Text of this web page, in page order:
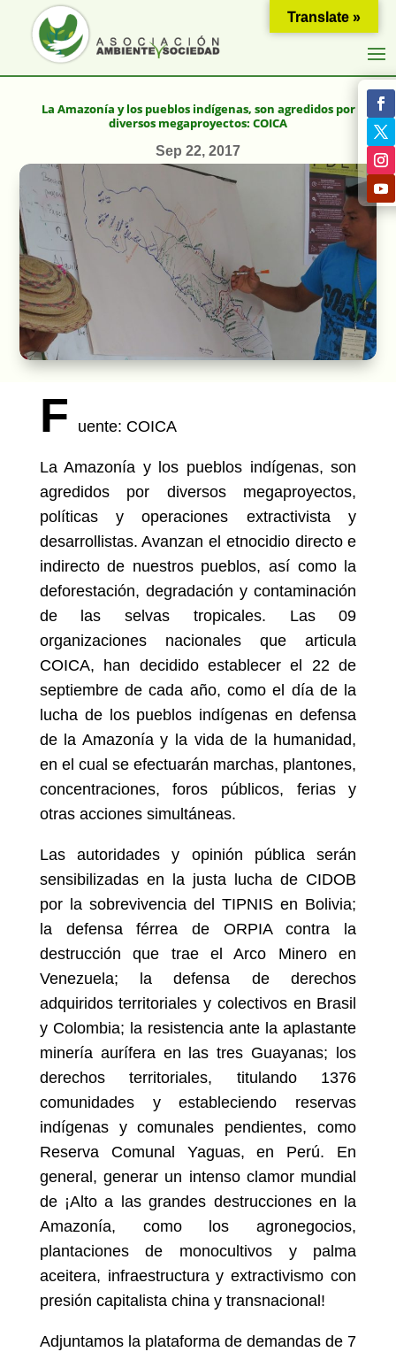
La Amazonía y los pueblos indígenas, son agredidos por
diversos megaproyectos: COICA
Sep 22, 2017
F uente: COICA
La Amazonía y los pueblos indígenas, son
agredidos por diversos megaproyectos,
políticas y operaciones extractivista y
desarrollistas. Avanzan el etnocidio directo e
indirecto de nuestros pueblos, así como la
deforestación, degradación y contaminación
de las selvas tropicales. Las 09
organizaciones nacionales que articula
COICA, han decidido establecer el 22 de
septiembre de cada año, como el día de la
lucha de los pueblos indígenas en defensa
de la Amazonía y la vida de la humanidad,
en el cual se efectuarán marchas, plantones,
concentraciones, foros públicos, ferias y
otras acciones simultáneas.
Las autoridades y opinión pública serán
sensibilizadas en la justa lucha de CIDOB
por la sobrevivencia del TIPNIS en Bolivia;
la defensa férrea de ORPIA contra la
destrucción que trae el Arco Minero en
Venezuela; la defensa de derechos
adquiridos territoriales y colectivos en Brasil
y Colombia; la resistencia ante la aplastante
minería aurífera en las tres Guayanas; los
derechos territoriales, titulando 1376
comunidades y estableciendo reservas
indígenas y comunales pendientes, como
Reserva Comunal Yaguas, en Perú. En
general, generar un intenso clamor mundial
de ¡Alto a las grandes destrucciones en la
Amazonía, como los agronegocios,
plantaciones de monocultivos y palma
aceitera, infraestructura y extractivismo con
presión capitalista china y transnacional!
Adjuntamos la plataforma de demandas de 7
Translate »